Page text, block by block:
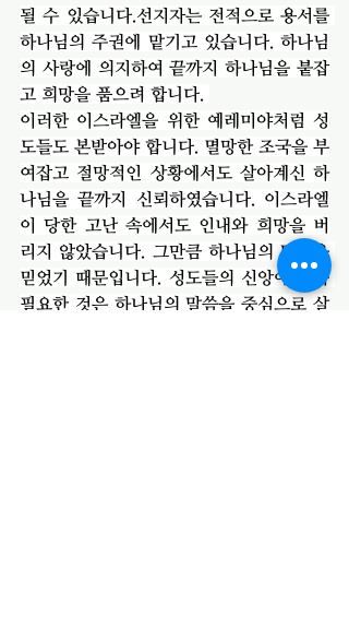
될 수 있습니다.선지자는 전적으로 용서를
하나님의 주권에 맡기고 있습니다. 하나님
의 사랑에 의지하여 끝까지 하나님을 붙잡
고 희망을 품으려 합니다.
이러한 이스라엘을 위한 예레미야처럼 성
도들도 본받아야 합니다. 멸망한 조국을 부
여잡고 절망적인 상황에서도 살아계신 하
나님을 끝까지 신뢰하였습니다. 이스라엘
이 당한 고난 속에서도 인내와 희망을 버
리지 않았습니다. 그만큼 하나님의 말씀을
믿었기 때문입니다. 성도들의 신앙에도 꼭
필요한 것은 하나님의 말씀을 중심으로 살